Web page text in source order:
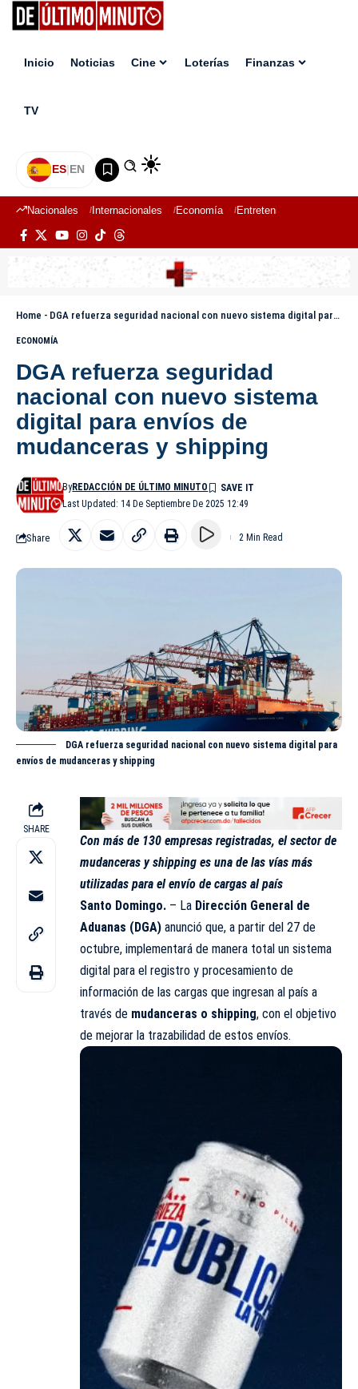
Inicio Noticias Cine Loterías Finanzas
TV
ES|EN
Nacionales Internacionales Economía Entretenimiento
Home - DGA refuerza seguridad nacional con nuevo sistema digital para envíos de mudanceras y shipping
ECONOMÍA
DGA refuerza seguridad
nacional con nuevo sistema
digital para envíos de
mudanceras y shipping
Last Updated: 14 De Septiembre De 2025 12:49
ByREDACCIÓN DE ÚLTIMO MINUTO
Share 2 Min Read
DGA refuerza seguridad nacional con nuevo sistema digital para
envíos de mudanceras y shipping
SHARE
Con más de 130 empresas registradas, el sector de
mudanceras y shipping es una de las vías más
utilizadas para el envío de cargas al país
Santo Domingo. – La Dirección General de
Aduanas (DGA) anunció que, a partir del 27 de
octubre, implementará de manera total un sistema
digital para el registro y procesamiento de
información de las cargas que ingresan al país a
través de mudanceras o shipping, con el objetivo
de mejorar la trazabilidad de estos envíos.